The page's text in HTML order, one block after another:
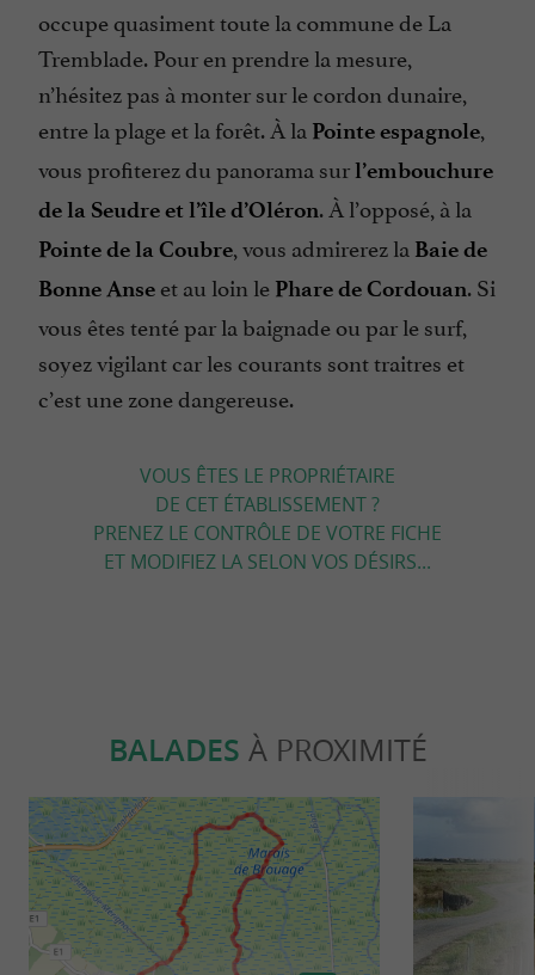
occupe quasiment toute la commune de La
Tremblade. Pour en prendre la mesure,
n’hésitez pas à monter sur le cordon dunaire,
entre la plage et la forêt. À la Pointe espagnole,
vous profiterez du panorama surl’embouchure
de la Seudre et l’île d’Oléron. À l’opposé, à la
Pointe de la Coubre, vous admirerez la Baie de
Bonne Anse et au loin le Phare de Cordouan. Si
vous êtes tenté par la baignade ou par le surf,
soyez vigilant car les courants sont traitres et
c’est une zone dangereuse.
VOUS ÊTES LE PROPRIÉTAIRE
DE CET ÉTABLISSEMENT ?
PRENEZ LE CONTRÔLE DE VOTRE FICHE
ET MODIFIEZ LA SELON VOS DÉSIRS...
BALADES À PROXIMITÉ